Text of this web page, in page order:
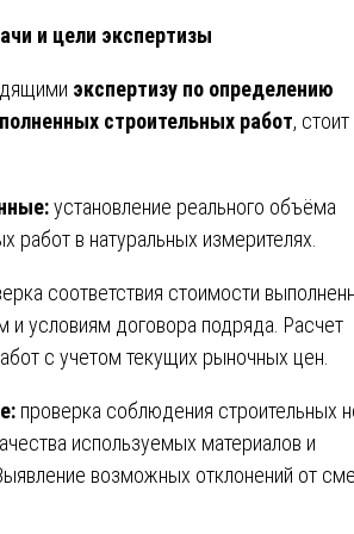
и цели экспертизы
экспертизу по определению
строительных работ, стоит
установление реального объёма
работ в натуральных измерителях.
соответствия стоимости
и условиям договора подряда. Расчет
с учетом текущих рыночных цен.
проверка соблюдения строительных
используемых материалов и
возможных отклонений от